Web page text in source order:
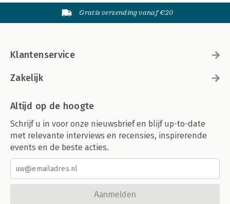
Gratis verzending vanaf €20
Klantenservice
Zakelijk
Altijd op de hoogte
Schrijf u in voor onze nieuwsbrief en blijf up-to-date
met relevante interviews en recensies, inspirerende
events en de beste acties.
Aanmelden